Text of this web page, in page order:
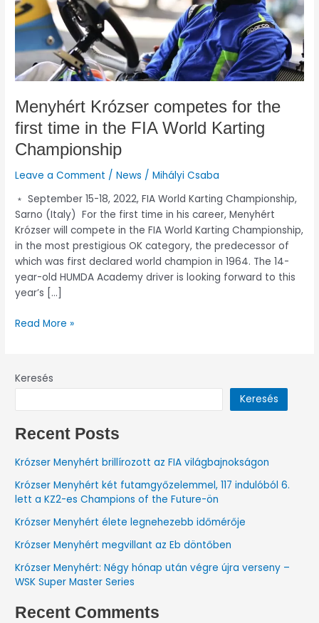
Menyhért Krózser competes for the
first time in the FIA World Karting
Championship
Leave a Comment /News /Mihályi Csaba
﹡ September 15-18, 2022, FIA World Karting Championship,
Sarno (Italy) For the first time in his career, Menyhért
Krózser will compete in the FIA World Karting Championship,
in the most prestigious OK category, the predecessor of
which was first declared world champion in 1964. The 14-
year-old HUMDA Academy driver is looking forward to this
year’s […]
in
the
FIA
World
Karting
Championship
Read More »
Keresés
Keresés
Recent Posts
Krózser Menyhért brillírozott az FIA világbajnokságon
Krózser Menyhért két futamgyőzelemmel, 117 indulóból 6.
lett a KZ2-es Champions of the Future-ön
Krózser Menyhért élete legnehezebb időmérője
Krózser Menyhért megvillant az Eb döntőben
Krózser Menyhért: Négy hónap után végre újra verseny –
WSK Super Master Series
Recent Comments